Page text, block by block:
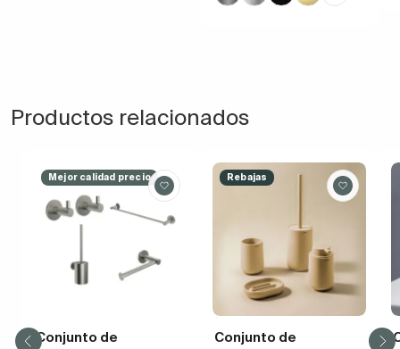
Productos relacionados
Mejor calidad precio
Conjunto de
Rebajas
Conjunto de